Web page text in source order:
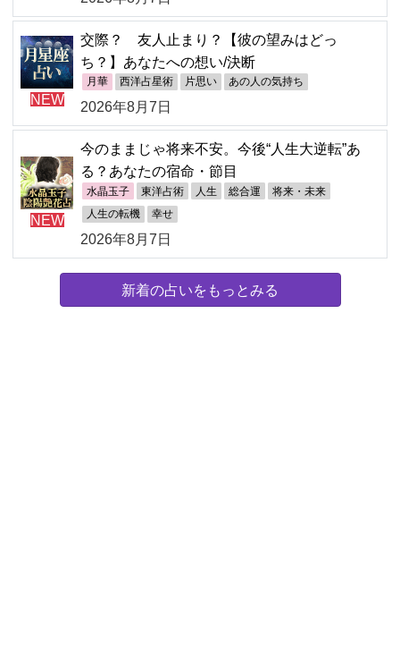
NEW
交際？ 友人止まり？【彼の望みはどっ
ち？】あなたへの想い/決断
月華 西洋占星術 片思い あの人の気持ち
2026年8月7日
NEW
今のままじゃ将来不安。今後“人生大逆転”あ
る？あなたの宿命・節目
水晶玉子 東洋占術 人生 総合運 将来・未来
人生の転機 幸せ
2026年8月7日
新着の占いをもっとみる